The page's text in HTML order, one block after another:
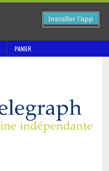
Installer l'app
PANIER